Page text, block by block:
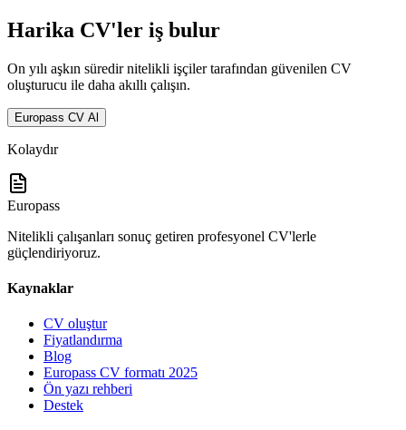
Harika CV'ler iş bulur
On yılı aşkın süredir nitelikli işçiler tarafından güvenilen CV
oluşturucu ile daha akıllı çalışın.
Europass CV Al
Kolaydır
Europass
Nitelikli çalışanları sonuç getiren profesyonel CV'lerle
güçlendiriyoruz.
Kaynaklar
CV oluştur
Fiyatlandırma
Blog
Europass CV formatı 2025
Ön yazı rehberi
Destek